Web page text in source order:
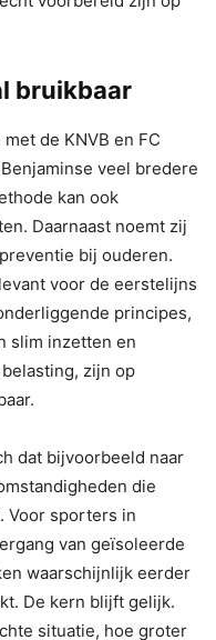
bruikbaar
de KNVB en FC
veel bredere
kan ook
Daarnaast noemt zij
bij ouderen.
voor de eerstelijns
principes,
slim inzetten en
zijn op
dat bijvoorbeeld naar
die
Voor sporters in
van geïsoleerde
waarschijnlijk eerder
De kern blijft gelijk.
situatie, hoe groter